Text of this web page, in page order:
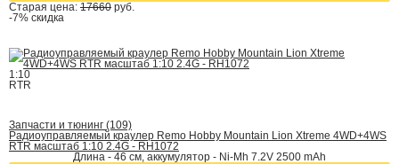
Старая цена: 17660 руб.
-7% скидка
1:10
RTR
Запчасти и тюнинг (109)
Радиоуправляемый краулер Remo Hobby Mountain Lion Xtreme 4WD+4WS
RTR масштаб 1:10 2.4G - RH1072
Длина - 46 см, аккумулятор - Ni-Mh 7.2V 2500 mAh